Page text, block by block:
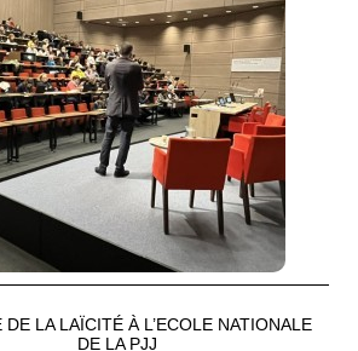
DE LA LAÏCITÉ À L’ECOLE NATIONALE
DE LA PJJ